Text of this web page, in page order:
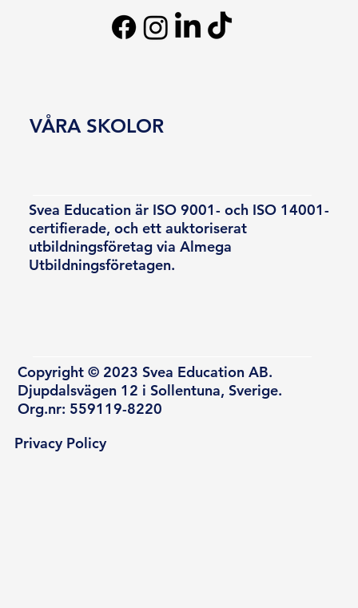
Svea Education är ISO 9001- och ISO 14001-
certifierade, och ett auktoriserat
utbildningsföretag via Almega
Utbildningsföretagen.
Copyright © 2023 Svea Education AB.
Djupdalsvägen 12 i Sollentuna, Sverige.
Org.nr: 559119-8220
VÅRA SKOLOR
Privacy Policy